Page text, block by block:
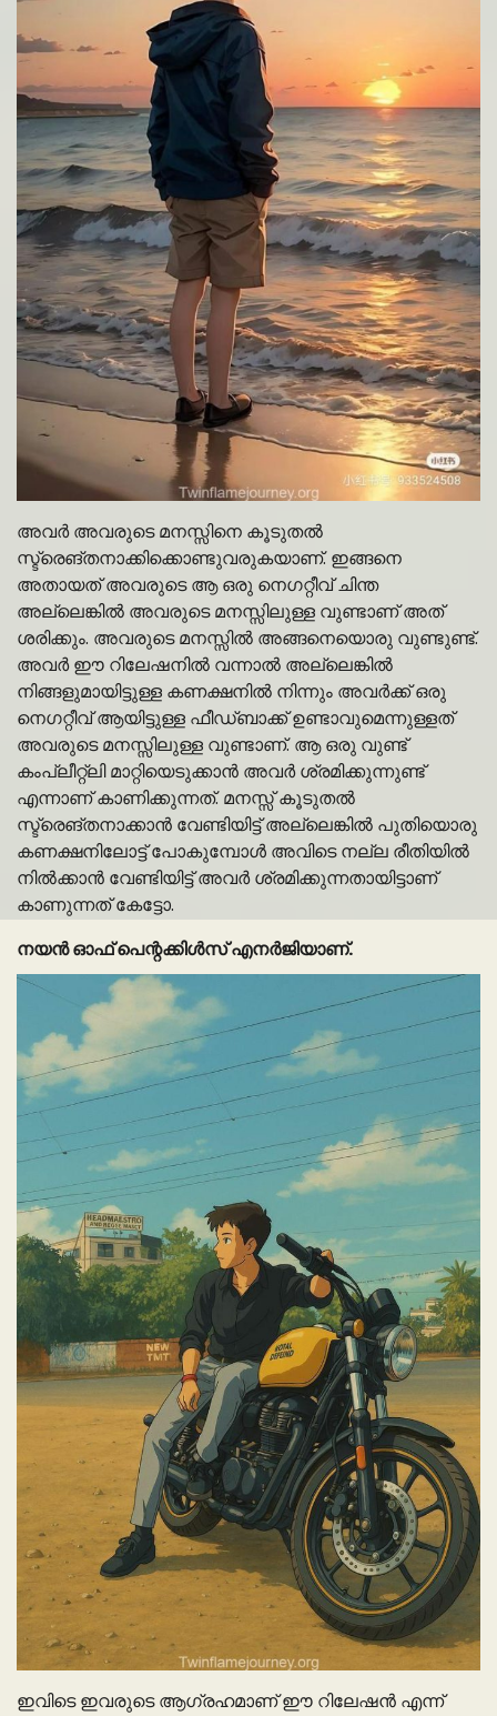
അവർ അവരുടെ മനസ്സിനെ കൂടുതൽ
സ്ട്രെങ്തനാക്കിക്കൊണ്ടുവരുകയാണ്. ഇങ്ങനെ
അതായത് അവരുടെ ആ ഒരു നെഗറ്റീവ് ചിന്ത
അല്ലെങ്കിൽ അവരുടെ മനസ്സിലുള്ള വുണ്ടാണ് അത്
ശരിക്കും. അവരുടെ മനസ്സിൽ അങ്ങനെയൊരു വുണ്ടുണ്ട്.
അവർ ഈ റിലേഷനിൽ വന്നാൽ അല്ലെങ്കിൽ
നിങ്ങളുമായിട്ടുള്ള കണക്ഷനിൽ നിന്നും അവർക്ക് ഒരു
നെഗറ്റീവ് ആയിട്ടുള്ള ഫീഡ്ബാക്ക് ഉണ്ടാവുമെന്നുള്ളത്
അവരുടെ മനസ്സിലുള്ള വുണ്ടാണ്. ആ ഒരു വുണ്ട്
കംപ്ലീറ്റ്ലി മാറ്റിയെടുക്കാൻ അവർ ശ്രമിക്കുന്നുണ്ട്
എന്നാണ് കാണിക്കുന്നത്. മനസ്സ് കൂടുതൽ
സ്ട്രെങ്തനാക്കാൻ വേണ്ടിയിട്ട് അല്ലെങ്കിൽ പുതിയൊരു
കണക്ഷനിലോട്ട് പോകുമ്പോൾ അവിടെ നല്ല രീതിയിൽ
നിൽക്കാൻ വേണ്ടിയിട്ട് അവർ ശ്രമിക്കുന്നതായിട്ടാണ്
കാണുന്നത് കേട്ടോ.
നയൻ ഓഫ് പെന്റക്കിൾസ് എനർജിയാണ്.
ഇവിടെ ഇവരുടെ ആഗ്രഹമാണ് ഈ റിലേഷൻ എന്ന്